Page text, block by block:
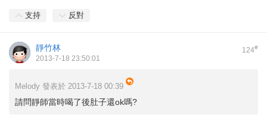
支持 反對
124#
靜竹林
2013-7-18 23:50:01
Melody 發表於 2013-7-18 00:39
請問靜師當時喝了後肚子還ok嗎?